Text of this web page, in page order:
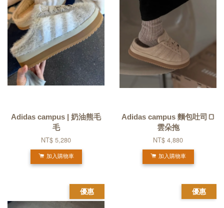
Adidas campus | 奶油熊毛
毛
NT$ 5,280
加入購物車
Adidas campus 麵包吐司🍞
雲朵拖
NT$ 4,880
加入購物車
優惠 優惠